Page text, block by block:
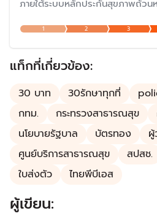
ภายใต้ระบบหลักประกันสุขภาพถ้วน
ก้าวสู่ปีที่ 23 ในปี 2568 แต่ปัญหา
เฉพาะเรื่องงบประมาณและการบริห
นโยบายที่ประสบความสำเร็จมากที่สุด
1 2 3
แท็กที่เกี่ยวข้อง:
30 บาท 30รักษาทุกที่
กทม.
กระทรวงสาธารณสุข
นโยบายรัฐบาล
บัตรทอง
ศูนย์บริการสาธารณสุข
สปสช.
ใบส่งตัว
ไทยพีบีเอส
ผู้เขียน: